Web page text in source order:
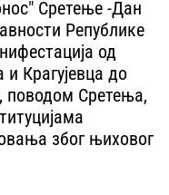
Сретење -Дан
Републике
од
Крагујевца до
поводом Сретења,
због њиховог